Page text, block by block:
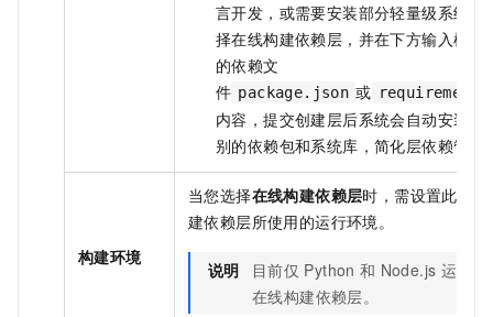
言开发，或需要安装部分轻量级系统库
择在线构建依赖层，并在下方输入框输
的依赖文
件 package.json 或
内容，提交创建层后系统会自动安装这
别的依赖包和系统库，简化层依赖管理
构建环境
当您选择在线构建依赖层时，需设置此参
建依赖层所使用的运行环境。
说明 目前仅 Python 和 Node.js 运行时
在线构建依赖层。